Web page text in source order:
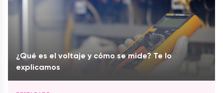
¿Qué es el voltaje y cómo se mide? Te lo
explicamos